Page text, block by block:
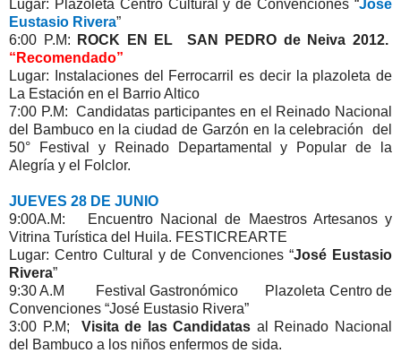
Lugar: Plazoleta Centro Cultural y de Convenciones “José
Eustasio Rivera”
6:00 P.M:
ROCK EN EL SAN PEDRO de Neiva 2012.
“Recomendado”
Lugar: Instalaciones del Ferrocarril es decir la plazoleta de
La Estación en el Barrio Altico
7:00 P.M: Candidatas participantes en el Reinado Nacional
del Bambuco en la ciudad de Garzón en la celebración del
50° Festival y Reinado Departamental y Popular de la
Alegría y el Folclor.
JUEVES 28 DE JUNIO
9:00A.M: Encuentro Nacional de Maestros Artesanos y
Vitrina Turística del Huila. FESTICREARTE
Lugar: Centro Cultural y de Convenciones “José Eustasio
Rivera”
9:30 A.M Festival Gastronómico Plazoleta Centro de
Convenciones “José Eustasio Rivera”
3:00 P.M; Visita de las Candidatas al Reinado Nacional
del Bambuco a los niños enfermos de sida.